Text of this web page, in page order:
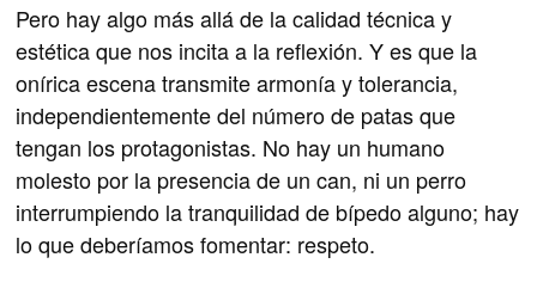
Pero hay algo más allá de la calidad técnica y
estética que nos incita a la reflexión. Y es que la
onírica escena transmite armonía y tolerancia,
independientemente del número de patas que
tengan los protagonistas. No hay un humano
molesto por la presencia de un can, ni un perro
interrumpiendo la tranquilidad de bípedo alguno; hay
lo que deberíamos fomentar: respeto.